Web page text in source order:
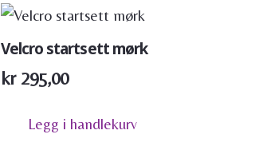
Velcro startsett mørk
kr295,00
Legg i handlekurv